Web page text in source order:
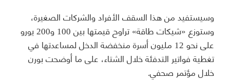
وسيستفيد من هذا السقف الأفراد والشركات الصغيرة،
وستوزع «شيكات طاقة» تراوح قيمتها بين 100 و200 يورو
على نحو 12 مليون أسرة منخفضة الدخل لمساعدتها في
تغطية فواتير التدفئة خلال الشتاء، على ما أوضحت بورن
خلال مؤتمر صحفي.